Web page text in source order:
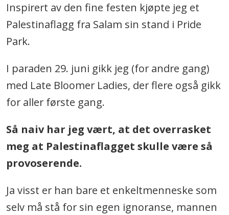
Inspirert av den fine festen kjøpte jeg et
Palestinaflagg fra Salam sin stand i Pride
Park.
I paraden 29. juni gikk jeg (for andre gang)
med Late Bloomer Ladies, der flere også gikk
for aller første gang.
Så naiv har jeg vært, at det overrasket
meg at Palestinaflagget skulle være så
provoserende.
Ja visst er han bare et enkeltmenneske som
selv må stå for sin egen ignoranse, mannen